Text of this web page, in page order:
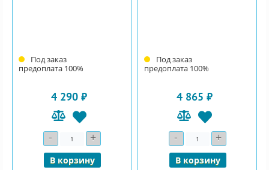
Под заказ
предоплата 100%
4 290 ₽
- Количество
+
В корзину
Под заказ
предоплата 100%
4 865 ₽
- Количество
+
В корзину